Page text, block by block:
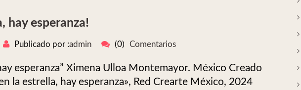
hay esperanza!
Publicado por :admin (0) Comentarios
esperanza” Ximena Ulloa Montemayor. México Creado
la estrella, hay esperanza», Red Crearte México, 2024